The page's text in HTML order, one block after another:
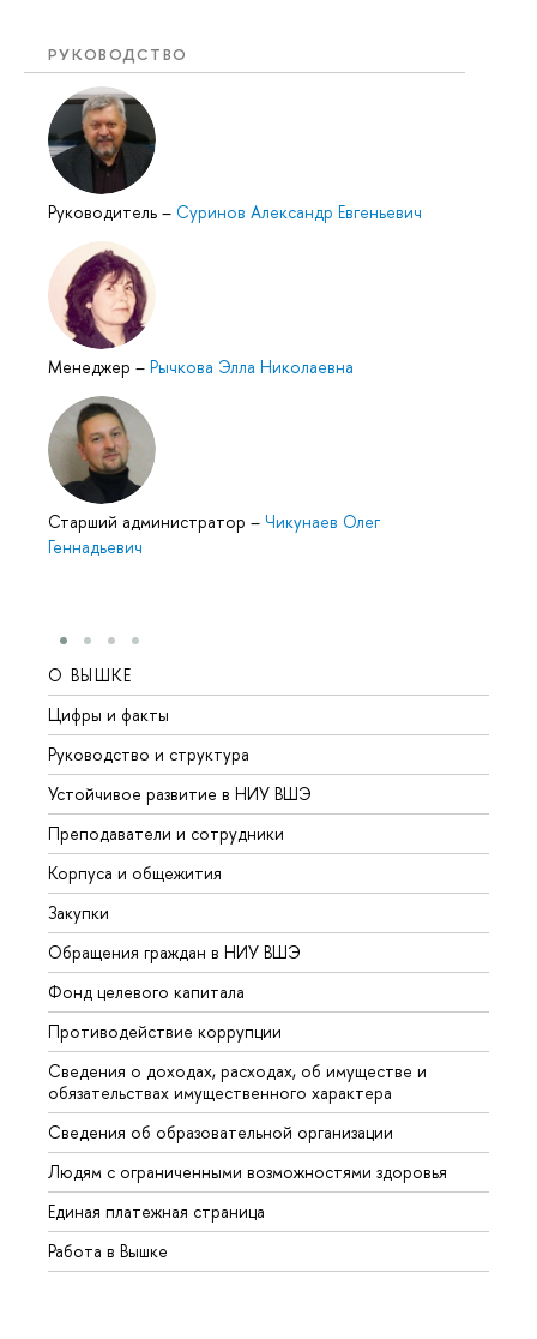
РУКОВОДСТВО
Руководитель – Суринов Александр Евгеньевич
Менеджер – Рычкова Элла Николаевна
Старший администратор – Чикунаев Олег
Геннадьевич
О ВЫШКЕ
Цифры и факты
Руководство и структура
Устойчивое развитие в НИУ ВШЭ
Преподаватели и сотрудники
Корпуса и общежития
Закупки
Обращения граждан в НИУ ВШЭ
Фонд целевого капитала
Противодействие коррупции
Сведения о доходах, расходах, об имуществе и
обязательствах имущественного характера
Сведения об образовательной организации
Людям с ограниченными возможностями здоровья
Единая платежная страница
Работа в Вышке